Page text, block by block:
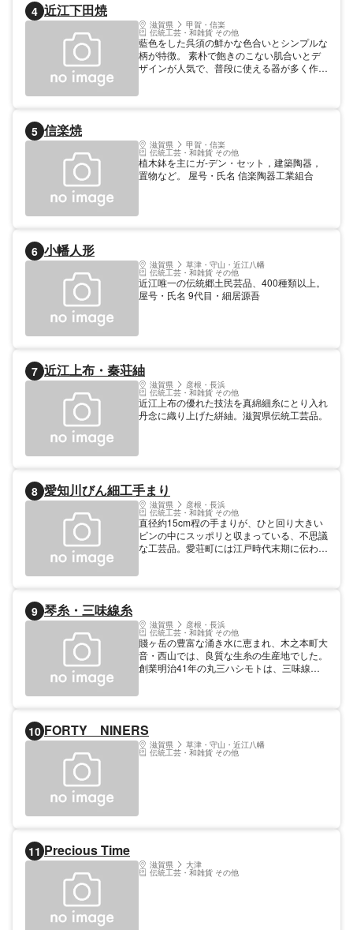
4 近江下田焼
滋賀県 甲賀・信楽
伝統工芸・和雑貨 その他
藍色をした呉須の鮮かな色合いとシンプルな
柄が特徴。 素朴で飽きのこない肌合いとデ
ザインが人気で、普段に使える器が多く作ら
5 信楽焼
滋賀県 甲賀・信楽
伝統工芸・和雑貨 その他
植木鉢を主にガ-デン・セット，建築陶器，
置物など。 屋号・氏名 信楽陶器工業組合
6 小幡人形
滋賀県 草津・守山・近江八幡
伝統工芸・和雑貨 その他
近江唯一の伝統郷土民芸品、400種類以上。
屋号・氏名 9代目・細居源吾
7 近江上布・秦荘紬
滋賀県 彦根・長浜
伝統工芸・和雑貨 その他
近江上布の優れた技法を真綿細糸にとり入れ
丹念に織り上げた絣紬。滋賀県伝統工芸品。
8 愛知川びん細工手まり
滋賀県 彦根・長浜
伝統工芸・和雑貨 その他
直径約15cm程の手まりが、ひと回り大きい
ビンの中にスッポリと収まっている、不思議
な工芸品。愛荘町には江戸時代末期に伝わっ
9 琴糸・三味線糸
滋賀県 彦根・長浜
伝統工芸・和雑貨 その他
賤ヶ岳の豊富な涌き水に恵まれ、木之本町大
音・西山では、良質な生糸の生産地でした。
創業明治41年の丸三ハシモトは、三味線や
10 FORTY NINERS
滋賀県 草津・守山・近江八幡
伝統工芸・和雑貨 その他
11 Precious Time
滋賀県 大津
伝統工芸・和雑貨 その他